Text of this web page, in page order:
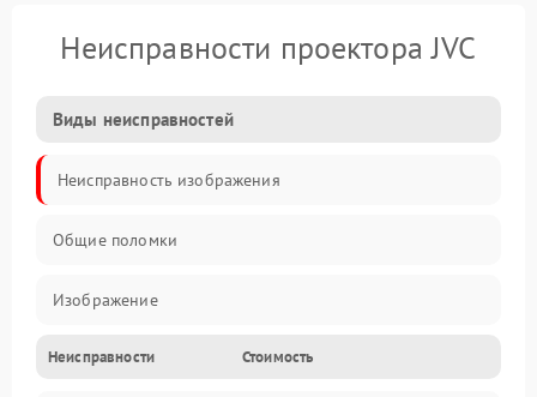
Неисправности проектора JVC
Виды неисправностей
Неисправность изображения
Общие поломки
Изображение
Лампа подсветки
Неисправности Стоимость